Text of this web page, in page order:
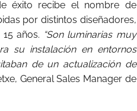
éxito recibe el nombre de
por distintos diseñadores,
años. “Son luminarias muy
su instalación en entornos
de un actualización de
General Sales Manager de